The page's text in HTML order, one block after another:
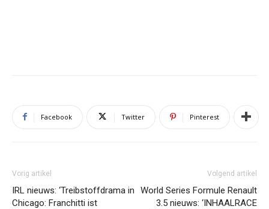
Facebook Twitter Pinterest
Vorig artikel
IRL nieuws: ‘Treibstoffdrama in
Chicago: Franchitti ist
Volgend artikel
World Series Formule Renault
3.5 nieuws: ‘INHAALRACE